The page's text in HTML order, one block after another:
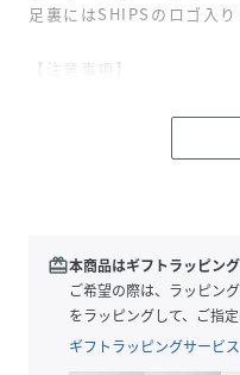
足裏にはSHIPSのロゴ入り
【注意事項】
ずご確認の上、着用又は
商品の色味は商品単体で
性別タイプ キッズ
redeem本商品はギフトラッピン
ご希望の際は、ラッピン
をラッピングして、ご指
ギフトラッピングサービ